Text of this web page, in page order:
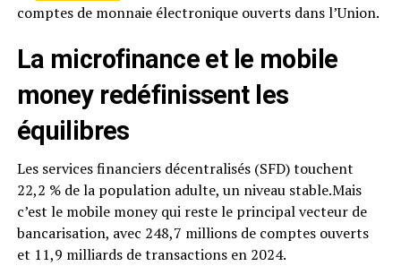
comptes de monnaie électronique ouverts dans l’Union.
La microfinance et le mobile
money redéfinissent les
équilibres
Les services financiers décentralisés (SFD) touchent
22,2 % de la population adulte, un niveau stable.Mais
c’est le mobile money qui reste le principal vecteur de
bancarisation, avec 248,7 millions de comptes ouverts
et 11,9 milliards de transactions en 2024.